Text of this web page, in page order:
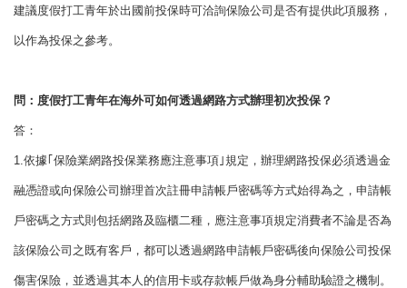
建議度假打工青年於出國前投保時可洽詢保險公司是否有提供此項服務，
以作為投保之參考。
問：度假打工青年在海外可如何透過網路方式辦理初次投保？
答：
1.依據｢保險業網路投保業務應注意事項｣規定，辦理網路投保必須透過金
融憑證或向保險公司辦理首次註冊申請帳戶密碼等方式始得為之，申請帳
戶密碼之方式則包括網路及臨櫃二種，應注意事項規定消費者不論是否為
該保險公司之既有客戶，都可以透過網路申請帳戶密碼後向保險公司投保
傷害保險，並透過其本人的信用卡或存款帳戶做為身分輔助驗證之機制。